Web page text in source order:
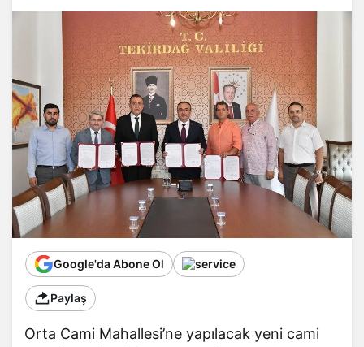
Google'da Abone Ol
Paylaş
Orta Cami Mahallesi’ne yapılacak yeni cami